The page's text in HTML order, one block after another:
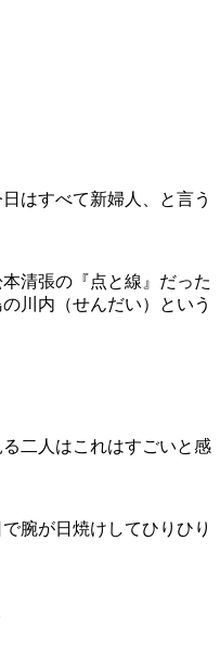
はすべて新婦人、と言う
清張の『点と線』だった
川内（せんだい）という
二人はこれはすごいと感
腕が日焼けしてひりひり